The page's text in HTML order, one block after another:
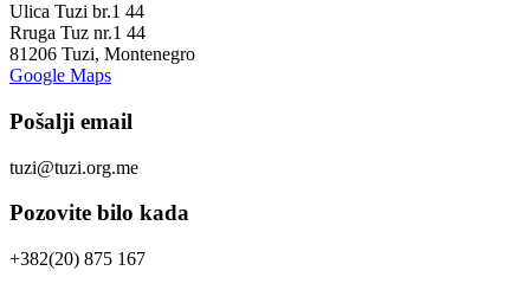
Ulica Tuzi br.1 44
Rruga Tuz nr.1 44
81206 Tuzi, Montenegro
Google Maps
Pošalji email
tuzi@tuzi.org.me
Pozovite bilo kada
+382(20) 875 167